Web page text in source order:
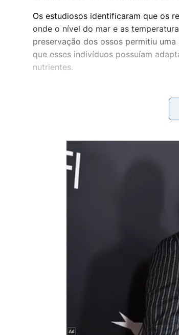
Os estudiosos identificaram que os
onde o nível do mar e as
preservação dos ossos permitiu
que esses indivíduos possuíam
nutrientes.